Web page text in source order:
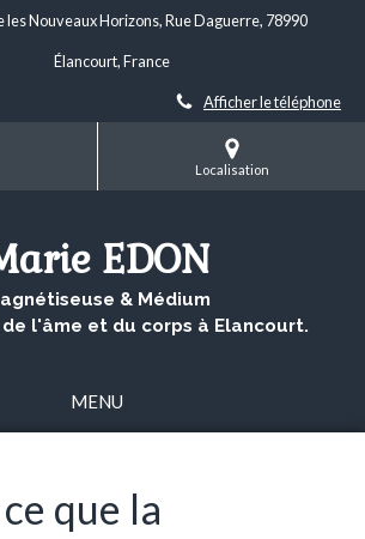
les Nouveaux Horizons, Rue Daguerre, 78990
Élancourt, France
Afficher le téléphone
Localisation
EDON
& Médium
l'âme et du corps à Elancourt.
MENU
que la